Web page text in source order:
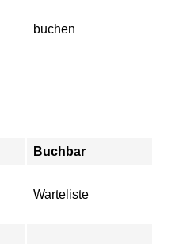
buchen
Buchbar
Warteliste